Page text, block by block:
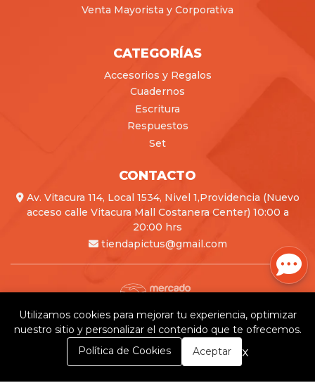
Venta Mayorista y Corporativa
CATEGORÍAS
Accesorios y Regalos
Cuadernos
Escritura
Respuestos
Set
CONTACTO
Av. Vitacura 114, Local 1534, Nivel 1,Providencia (Nuevo
acceso calle Vitacura Mall Costanera Center) 10:00 a
20:00 hrs
tiendapictus@gmail.com
Pictus © 2026
Creado porBsale
0
Utilizamos cookies para mejorar tu experiencia, optimizar
nuestro sitio y personalizar el contenido que te ofrecemos.
Política de Cookies
Aceptar x